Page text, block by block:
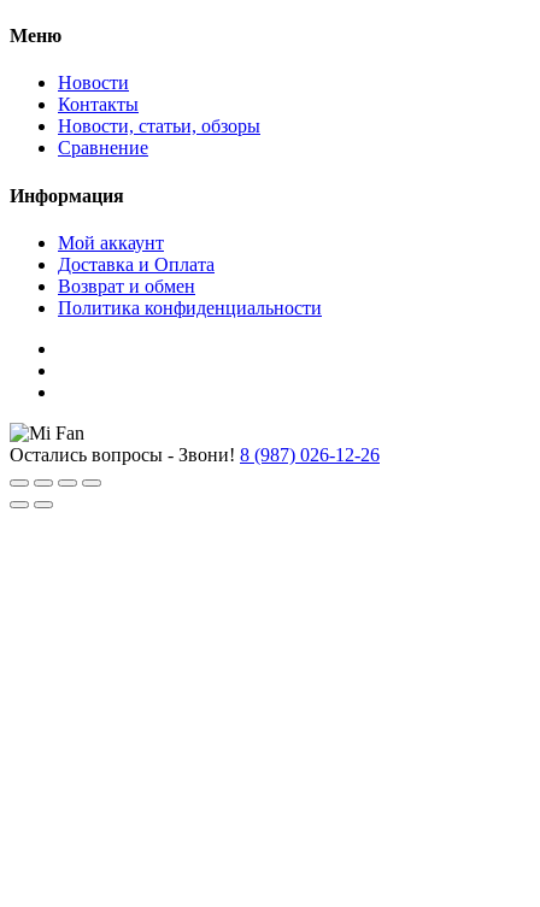
Меню
Новости
Контакты
Новости, статьи, обзоры
Сравнение
Информация
Мой аккаунт
Доставка и Оплата
Возврат и обмен
Политика конфиденциальности
Остались вопросы - Звони! 8 (987) 026-12-26